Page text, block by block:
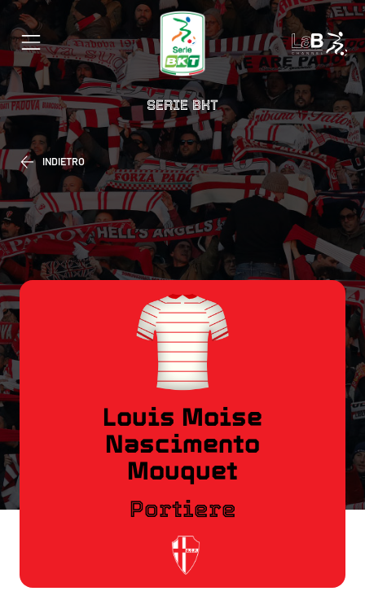
SERIE BKT
INDIETRO
Louis Moise
Nascimento
Mouquet
Portiere